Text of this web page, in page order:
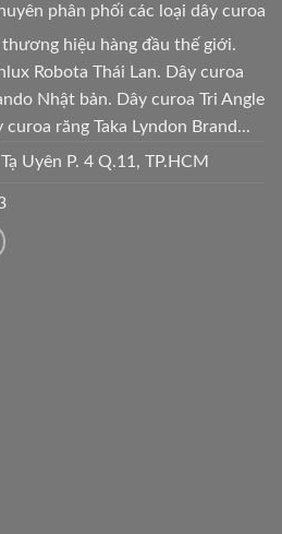
phân phối các loại dây curoa
hiệu hàng đầu thế giới.
Robota Thái Lan. Dây curoa
Nhật bản. Dây curoa Tri Angle
curoa răng Taka Lyndon Brand...
Uyên P. 4 Q.11, TP.HCM